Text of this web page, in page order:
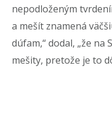
nepodloženým
a mešít znamená
dúfam,“ dodal, „že na
mešity, pretože je to